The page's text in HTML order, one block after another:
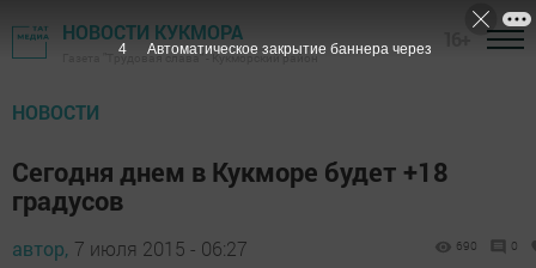
НОВОСТИ КУКМОРА
Газета "Трудовая слава" - Кукморский район
НОВОСТИ
Сегодня днем в Кукморе будет +18
градусов
автор, 7 июля 2015 - 06:27 690 0
3 Автоматическое закрытие баннера через